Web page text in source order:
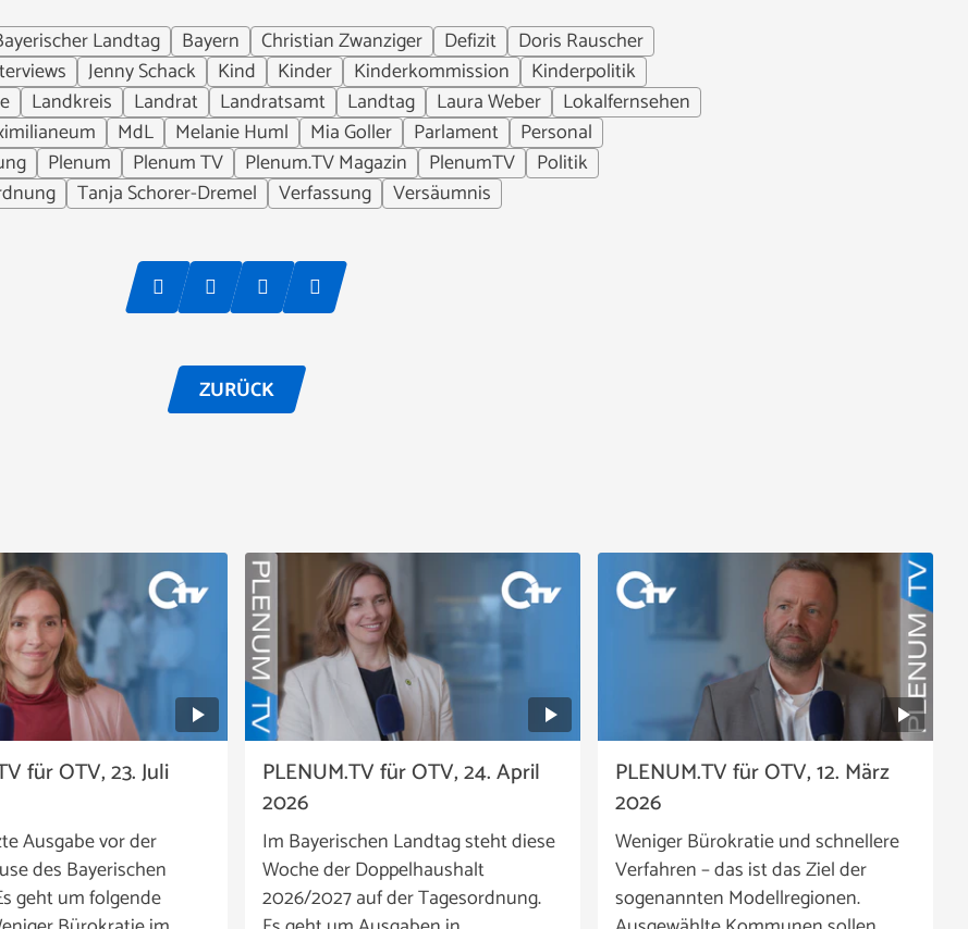
Landtag Bayern Christian Zwanziger Defizit
Doris Rauscher
Jenny Schack Kind Kinder Kinderkommission
Kinderpolitik
Landkreis Landrat Landratsamt Landtag Laura Weber
Lokalfernsehen
MdL Melanie Huml Mia Goller Parlament
Personal
Plenum Plenum TV Plenum.TV Magazin PlenumTV
Politik
Tanja Schorer-Dremel Verfassung Versäumnis
ZURÜCK
für OTV, 23. Juli
Ausgabe vor der
des Bayerischen
geht um folgende
PLENUM.TV für OTV, 24. April
2026
Im Bayerischen Landtag steht diese
Woche der Doppelhaushalt
2026/2027 auf der Tagesordnung.
PLENUM.TV für OTV, 12. März
2026
Weniger Bürokratie und schnellere
Verfahren – das ist das Ziel der
sogenannten Modellregionen.